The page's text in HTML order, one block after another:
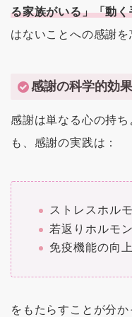
る家族がいる」「動
はないことへの感謝を
感謝の科学的効果
感謝は単なる心の持
も、感謝の実践は：
ストレスホル
若返りホルモ
免疫機能の向上
をもたらすことが分か